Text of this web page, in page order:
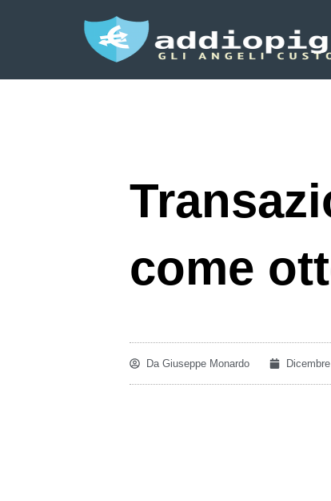
come
DaGiuseppe Monardo